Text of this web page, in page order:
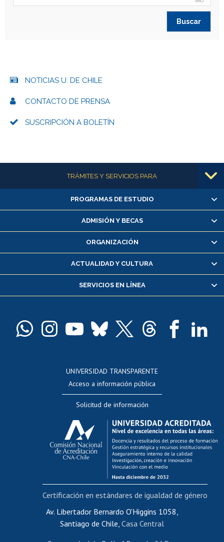
NOTICIAS U. DE CHILE
CONTACTO DE PRENSA
SUSCRIPCIÓN A BOLETÍN
Más informaciónTRÁMITES Y SERVICIOS PARA
Alumnas/os y exalumnas/os
Matrícula en línea
Inscripción y cambio de asignaturas
Consulta y certificado de notas
Servicio médico y dental
Pago de arancel y crédito alumnos
Docentes
Evaluación docente
Calificación académica
Postulación al AUCAI
Funcionarias/os
Cursos internos de capacitación
Bienestar del personal
Portal de movilidad interna
Certificado de renta
Certificado de renta honorarios
PROGRAMAS DE ESTUDIO
ADMISIÓN Y BECAS
ORGANIZACIÓN
ACTUALIDAD Y CULTURA
SERVICIOS EN LÍNEA
UNIVERSIDAD TRANSPARENTE
Acceso a información pública
Solicitud de información
Av. Libertador Bernardo O'Higgins 1058,
Santiago de Chile, Casa Central
Certificación en estándares de igualdad de género